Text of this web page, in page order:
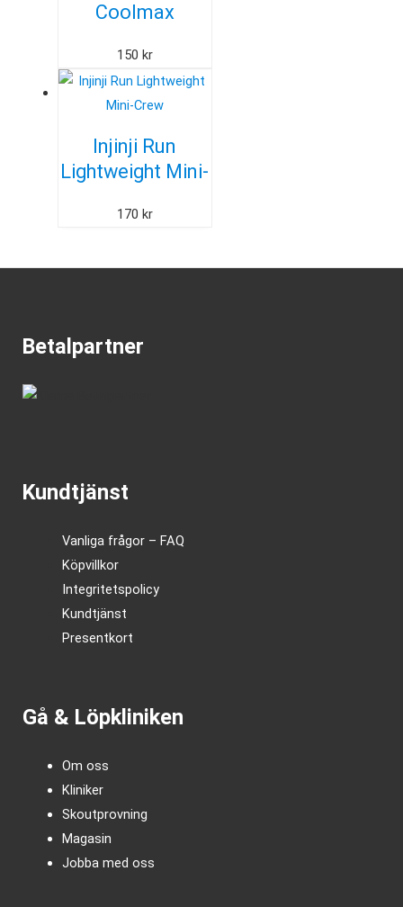
Coolmax
150 kr
Injinji Run
Lightweight Mini-
170 kr
Betalpartner
Kundtjänst
Vanliga frågor – FAQ
Köpvillkor
Integritetspolicy
Kundtjänst
Presentkort
Gå & Löpkliniken
Om oss
Kliniker
Skoutprovning
Magasin
Jobba med oss